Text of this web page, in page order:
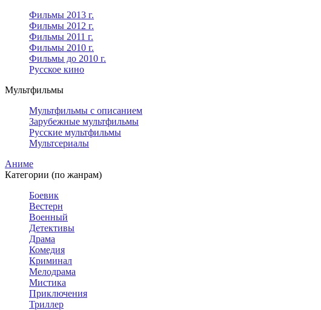
Фильмы 2013 г.
Фильмы 2012 г.
Фильмы 2011 г.
Фильмы 2010 г.
Фильмы до 2010 г.
Русское кино
Мультфильмы
Мультфильмы с описанием
Зарубежные мультфильмы
Русские мультфильмы
Мультсериалы
Аниме
Категории (по жанрам)
Боевик
Вестерн
Военный
Детективы
Драма
Комедия
Криминал
Мелодрама
Мистика
Приключения
Триллер